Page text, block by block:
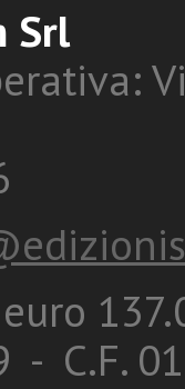
Srl
- C.F.